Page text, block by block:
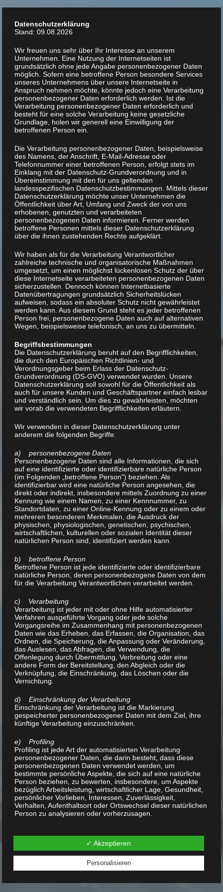
Zum
springen
Datenschutzerklärung
Stand: 09.08.2026
Wir freuen uns sehr über Ihr Interesse an unserem
Unternehmen. Eine Nutzung der Internetseiten ist
grundsätzlich ohne jede Angabe personenbezogener Daten
möglich. Sofern eine betroffene Person besondere Services
unseres Unternehmens über unsere Internetseite in
Anspruch nehmen möchte, könnte jedoch eine Verarbeitung
personenbezogener Daten erforderlich werden. Ist die
Verarbeitung personenbezogener Daten erforderlich und
besteht für eine solche Verarbeitung keine gesetzliche
Grundlage, holen wir generell eine Einwilligung der
betroffenen Person ein.
Die Verarbeitung personenbezogener Daten, beispielsweise
des Namens, der Anschrift, E-Mail-Adresse oder
Telefonnummer einer betroffenen Person, erfolgt stets im
Einklang mit der Datenschutz-Grundverordnung und in
Übereinstimmung mit den für uns geltenden
landesspezifischen Datenschutzbestimmungen. Mittels dieser
Datenschutzerklärung möchte unser Unternehmen die
Öffentlichkeit über Art, Umfang und Zweck der von uns
erhobenen, genutzten und verarbeiteten
personenbezogenen Daten informieren. Ferner werden
betroffene Personen mittels dieser Datenschutzerklärung
über die ihnen zustehenden Rechte aufgeklärt.
Wir haben als für die Verarbeitung Verantwortlicher
zahlreiche technische und organisatorische Maßnahmen
umgesetzt, um einen möglichst lückenlosen Schutz der über
diese Internetseite verarbeiteten personenbezogenen Daten
sicherzustellen. Dennoch können Internetbasierte
Datenübertragungen grundsätzlich Sicherheitslücken
aufweisen, sodass ein absoluter Schutz nicht gewährleistet
werden kann. Aus diesem Grund steht es jeder betroffenen
Person frei, personenbezogene Daten auch auf alternativen
Wegen, beispielsweise telefonisch, an uns zu übermitteln.
Begriffsbestimmungen
Die Datenschutzerklärung beruht auf den Begrifflichkeiten,
die durch den Europäischen Richtlinien- und
Verordnungsgeber beim Erlass der Datenschutz-
Grundverordnung (DS-GVO) verwendet wurden. Unsere
Datenschutzerklärung soll sowohl für die Öffentlichkeit als
auch für unsere Kunden und Geschäftspartner einfach lesbar
und verständlich sein. Um dies zu gewährleisten, möchten
wir vorab die verwendeten Begrifflichkeiten erläutern.
Wir verwenden in dieser Datenschutzerklärung unter
anderem die folgenden Begriffe:
a) personenbezogene Daten
Personenbezogene Daten sind alle Informationen, die sich
auf eine identifizierte oder identifizierbare natürliche Person
(im Folgenden „betroffene Person") beziehen. Als
identifizierbar wird eine natürliche Person angesehen, die
direkt oder indirekt, insbesondere mittels Zuordnung zu einer
Kennung wie einem Namen, zu einer Kennnummer, zu
Standortdaten, zu einer Online-Kennung oder zu einem oder
mehreren besonderen Merkmalen, die Ausdruck der
physischen, physiologischen, genetischen, psychischen,
wirtschaftlichen, kulturellen oder sozialen Identität dieser
natürlichen Person sind, identifiziert werden kann.
b) betroffene Person
Betroffene Person ist jede identifizierte oder identifizierbare
natürliche Person, deren personenbezogene Daten von dem
für die Verarbeitung Verantwortlichen verarbeitet werden.
c) Verarbeitung
Verarbeitung ist jeder mit oder ohne Hilfe automatisierter
Verfahren ausgeführte Vorgang oder jede solche
Vorgangsreihe im Zusammenhang mit personenbezogenen
Daten wie das Erheben, das Erfassen, die Organisation, das
Ordnen, die Speicherung, die Anpassung oder Veränderung,
das Auslesen, das Abfragen, die Verwendung, die
Offenlegung durch Übermittlung, Verbreitung oder eine
andere Form der Bereitstellung, den Abgleich oder die
Verknüpfung, die Einschränkung, das Löschen oder die
Vernichtung.
d) Einschränkung der Verarbeitung
Einschränkung der Verarbeitung ist die Markierung
gespeicherter personenbezogener Daten mit dem Ziel, ihre
künftige Verarbeitung einzuschränken.
e) Profiling
Profiling ist jede Art der automatisierten Verarbeitung
personenbezogener Daten, die darin besteht, dass diese
personenbezogenen Daten verwendet werden, um
bestimmte persönliche Aspekte, die sich auf eine natürliche
Person beziehen, zu bewerten, insbesondere, um Aspekte
bezüglich Arbeitsleistung, wirtschaftlicher Lage, Gesundheit,
persönlicher Vorlieben, Interessen, Zuverlässigkeit,
Verhalten, Aufenthaltsort oder Ortswechsel dieser natürlichen
Person zu analysieren oder vorherzusagen.
Pseudonymisierung ist die Verarbeitung personenbezogener
Daten in einer Weise, auf welche die personenbezogenen
Daten ohne Hinzuziehung zusätzlicher Informationen nicht
mehr einer spezifischen betroffenen Person zugeordnet
werden können, sofern diese zusätzlichen Informationen
✓ Akzeptieren
Personalisieren